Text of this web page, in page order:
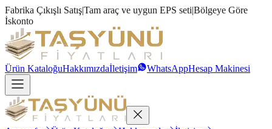
Fabrika Çıkışlı Satış|Tam araç ve uygun EPS seti|Bölgeye Göre
İskonto
Ürün KataloğuHakkımızdaİletişim WhatsAppHesap Makinesi